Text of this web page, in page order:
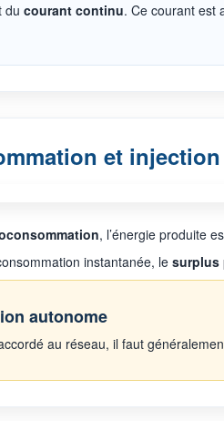
du courant continu. Ce courant est
et
, l’énergie produite
instantanée, le surplus
autonome
au réseau, il faut